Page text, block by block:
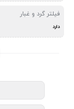
فیلتر گرد و غبار
دارد